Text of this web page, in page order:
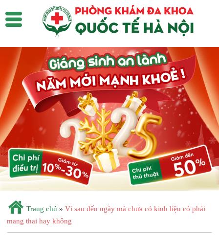
Trang chủ » Vì sao đến ngày mà chưa có kinh liệu có phải
mang thai hay không